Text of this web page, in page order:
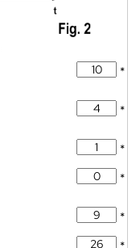
*
*
*
*
*